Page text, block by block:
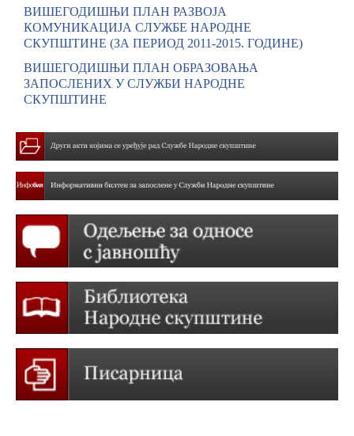
ВИШЕГОДИШЊИ ПЛАН РАЗВОЈА
КОМУНИКАЦИЈА СЛУЖБЕ НАРОДНЕ
СКУПШТИНЕ (ЗА ПЕРИОД 2011-2015. ГОДИНЕ)
ВИШЕГОДИШЊИ ПЛАН ОБРАЗОВАЊА
ЗАПОСЛЕНИХ У СЛУЖБИ НАРОДНЕ
СКУПШТИНЕ